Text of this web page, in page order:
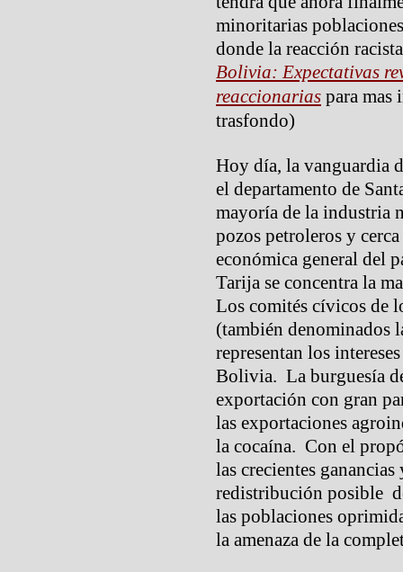
minoritarias
donde la reacción
Bolivia: Expectativas
reaccionarias para mas
trasfondo)
Hoy día, la vanguardia
el departamento de
mayoría de la industria
pozos petroleros y
económica general del
Tarija se concentra la
Los comités cívicos de
(también denominados
representan los
Bolivia. La burguesía
exportación con gran
las exportaciones
la cocaína. Con el
las crecientes
redistribución posible
las poblaciones
la amenaza de la